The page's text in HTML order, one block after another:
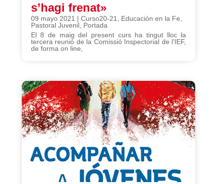
s’hagi frenat»
09 mayo 2021 | Curso20-21 Educación en la Fe
Pastoral Juvenil, Portada
El 8 de maig del present curs ha tingut lloc la
tercera reunió de la Comissió Inspectorial de l’IEF,
de forma on line,